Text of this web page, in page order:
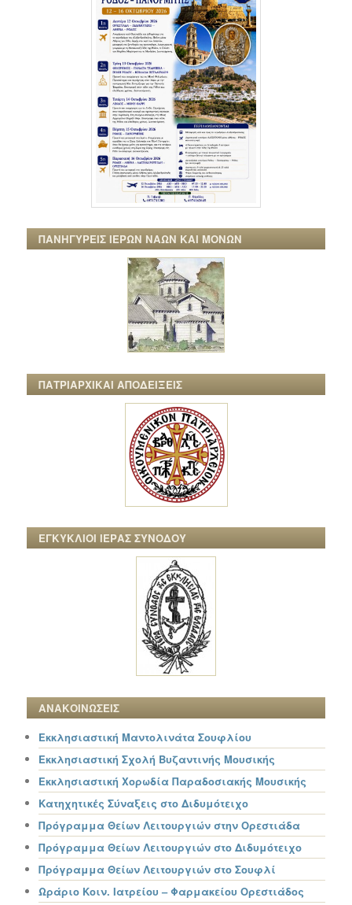
ΠΑΝΗΓΥΡΕΙΣ ΙΕΡΩΝ ΝΑΩΝ ΚΑΙ ΜΟΝΩΝ
ΠΑΤΡΙΑΡΧΙΚΑΙ ΑΠΟΔΕΙΞΕΙΣ
ΕΓΚΥΚΛΙΟΙ ΙΕΡΑΣ ΣΥΝΟΔΟΥ
ΑΝΑΚΟΙΝΩΣΕΙΣ
Εκκλησιαστική Μαντολινάτα Σουφλίου
Εκκλησιαστική Σχολή Βυζαντινής Μουσικής
Εκκλησιαστική Χορωδία Παραδοσιακής Μουσικής
Κατηχητικές Σύναξεις στο Διδυμότειχο
Πρόγραμμα Θείων Λειτουργιών στην Ορεστιάδα
Πρόγραμμα Θείων Λειτουργιών στο Διδυμότειχο
Πρόγραμμα Θείων Λειτουργιών στο Σουφλί
Ωράριο Κοιν. Ιατρείου – Φαρμακείου Ορεστιάδος